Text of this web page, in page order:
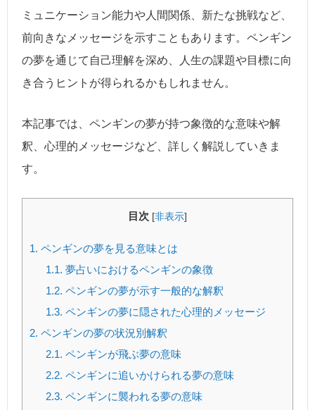
ミュニケーション能力や人間関係、新たな挑戦など、
前向きなメッセージを示すこともあります。ペンギン
の夢を通じて自己理解を深め、人生の課題や目標に向
き合うヒントが得られるかもしれません。
本記事では、ペンギンの夢が持つ象徴的な意味や解
釈、心理的メッセージなど、詳しく解説していきま
す。
目次 [非表示]
1. ペンギンの夢を見る意味とは
1.1. 夢占いにおけるペンギンの象徴
1.2. ペンギンの夢が示す一般的な解釈
1.3. ペンギンの夢に隠された心理的メッセージ
2. ペンギンの夢の状況別解釈
2.1. ペンギンが飛ぶ夢の意味
2.2. ペンギンに追いかけられる夢の意味
2.3. ペンギンに襲われる夢の意味